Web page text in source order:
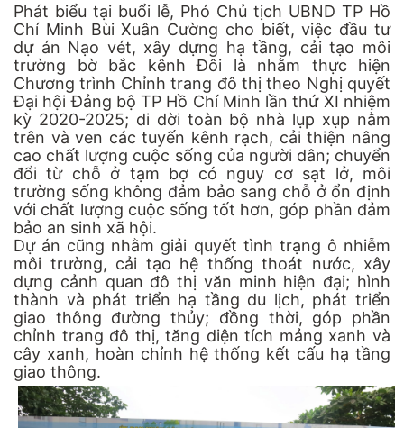
Phát biểu tại buổi lễ, Phó Chủ tịch UBND TP Hồ
Chí Minh Bùi Xuân Cường cho biết, việc đầu tư
dự án Nạo vét, xây dựng hạ tầng, cải tạo môi
trường bờ bắc kênh Đôi là nhằm thực hiện
Chương trình Chỉnh trang đô thị theo Nghị quyết
Đại hội Đảng bộ TP Hồ Chí Minh lần thứ XI nhiệm
kỳ 2020-2025; di dời toàn bộ nhà lụp xụp nằm
trên và ven các tuyến kênh rạch, cải thiện nâng
cao chất lượng cuộc sống của người dân; chuyển
đổi từ chỗ ở tạm bợ có nguy cơ sạt lở, môi
trường sống không đảm bảo sang chỗ ở ổn định
với chất lượng cuộc sống tốt hơn, góp phần đảm
bảo an sinh xã hội.
Dự án cũng nhằm giải quyết tình trạng ô nhiễm
môi trường, cải tạo hệ thống thoát nước, xây
dựng cảnh quan đô thị văn minh hiện đại; hình
thành và phát triển hạ tầng du lịch, phát triển
giao thông đường thủy; đồng thời, góp phần
chỉnh trang đô thị, tăng diện tích mảng xanh và
cây xanh, hoàn chỉnh hệ thống kết cấu hạ tầng
giao thông.